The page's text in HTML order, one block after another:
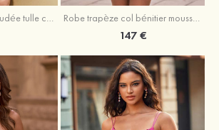
Trapèze épaule dénudée tulle courte/mini robe de fête de la rentrée avec paillettes Robe trapèze col bénitier mousseline courte/mini robe de fête de la rentrée avec appliqué
147 €